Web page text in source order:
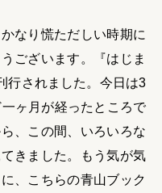
なり慌ただしい時期に
ございます。『はじま
行されました。今日は3
ヶ月が経ったところで
、この間、いろいろな
きました。もう気が気
、こちらの青山ブック